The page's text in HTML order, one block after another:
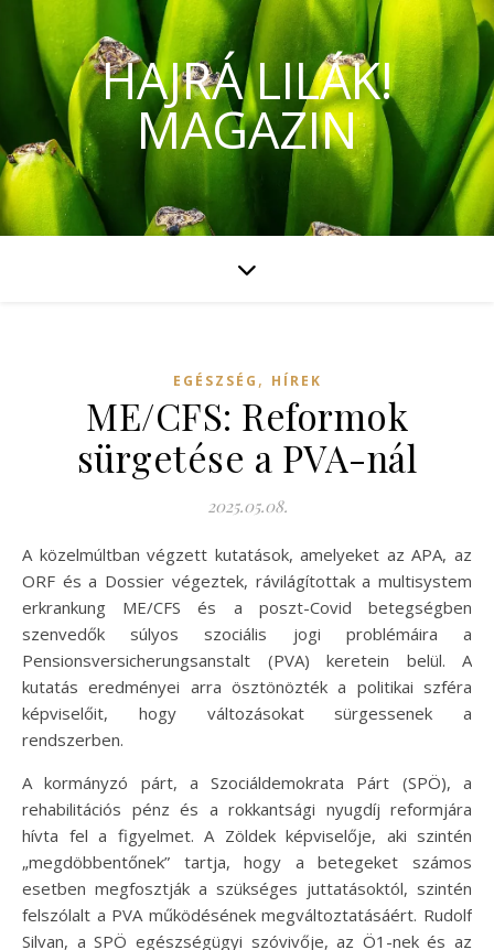
HAJRÁ LILÁK!
MAGAZIN
EGÉSZSÉG , HÍREK
ME/CFS: Reformok
sürgetése a PVA-nál
2025.05.08.
A közelmúltban végzett kutatások, amelyeket az APA, az
ORF és a Dossier végeztek, rávilágítottak a multisystem
erkrankung ME/CFS és a poszt-Covid betegségben
szenvedők súlyos szociális jogi problémáira a
Pensionsversicherungsanstalt (PVA) keretein belül. A
kutatás eredményei arra ösztönözték a politikai szféra
képviselőit, hogy változásokat sürgessenek a
rendszerben.
A kormányzó párt, a Szociáldemokrata Párt (SPÖ), a
rehabilitációs pénz és a rokkantsági nyugdíj reformjára
hívta fel a figyelmet. A Zöldek képviselője, aki szintén
„megdöbbentőnek” tartja, hogy a betegeket számos
esetben megfosztják a szükséges juttatásoktól, szintén
felszólalt a PVA működésének megváltoztatásáért. Rudolf
Silvan, a SPÖ egészségügyi szóvivője, az Ö1-nek és az